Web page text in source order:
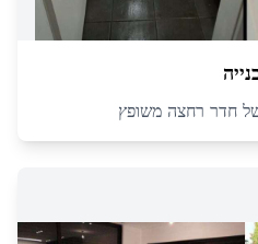
של חדר רחצה משופץ